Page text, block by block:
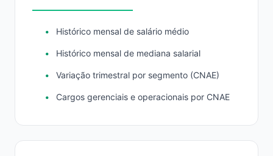
Histórico mensal de salário médio
Histórico mensal de mediana salarial
Variação trimestral por segmento (CNAE)
Cargos gerenciais e operacionais por CNAE